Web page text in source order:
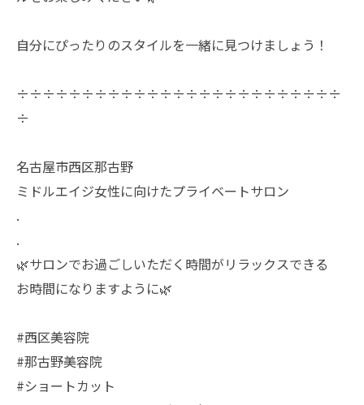
自分にぴったりのスタイルを一緒に見つけましょう！
÷÷÷÷÷÷÷÷÷÷÷÷÷÷÷÷÷÷÷÷÷÷÷÷÷
÷
名古屋市西区那古野
ミドルエイジ女性に向けたプライベートサロン
.
.
🌿サロンでお過ごしいただく時間がリラックスできる
お時間になりますように🌿
#西区美容院
#那古野美容院
#ショートカット